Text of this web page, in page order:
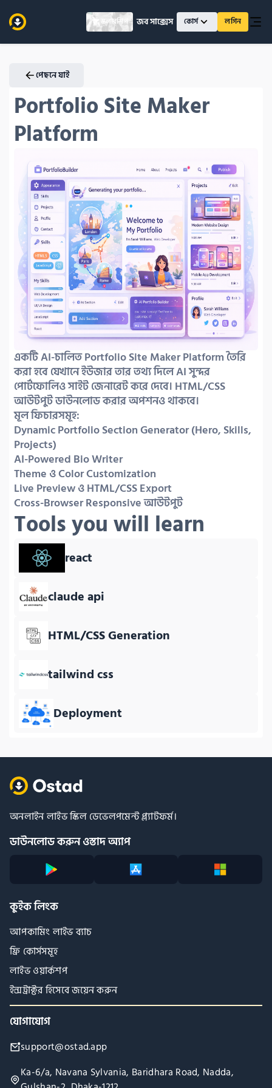
স্কলারশিপ জব সাক্সেস কোর্স লগিন
পেছনে যাই
Portfolio Site Maker
Platform
একটি AI-চালিত Portfolio Site Maker Platform তৈরি
করা হবে যেখানে ইউজার তার তথ্য দিলে AI সুন্দর
পোর্টফোলিও সাইট জেনারেট করে দেবে। HTML/CSS
আউটপুট ডাউনলোড করার অপশনও থাকবে।
মূল ফিচারসমূহ:
Dynamic Portfolio Section Generator (Hero, Skills,
Projects)
AI-Powered Bio Writer
Theme ও Color Customization
Live Preview ও HTML/CSS Export
Cross-Browser Responsive আউটপুট
Tools you will learn
react
claude api
HTML/CSS Generation
tailwind css
Deployment
অনলাইন লাইভ স্কিল ডেভেলপমেন্ট প্ল্যাটফর্ম।
ডাউনলোড করুন ওস্তাদ অ্যাপ
কুইক লিংক
আপকামিং লাইভ ব্যাচ
ফ্রি কোর্সসমূহ
লাইভ ওয়ার্কশপ
ইন্সট্রাক্টর হিসেবে জয়েন করুন
যোগাযোগ
support@ostad.app
Ka-6/a, Navana Sylvania, Baridhara Road, Nadda,